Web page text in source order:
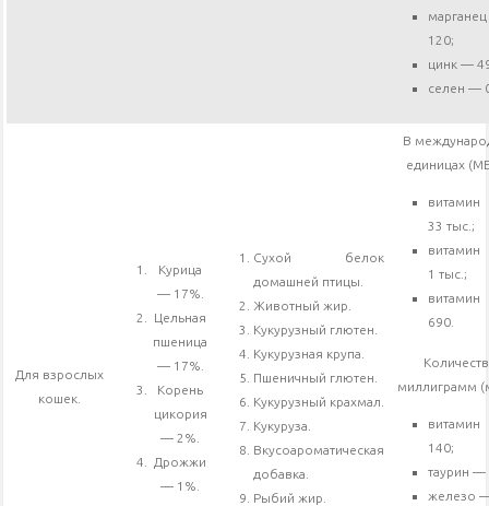
120;
цинк —
селен —
Для взрослых
кошек.
Курица
— 17%.
Цельная
пшеница
— 17%.
Корень
цикория
— 2%.
Дрожжи
— 1%.
Сухой белок
домашней птицы.
Животный жир.
Кукурузный глютен.
Кукурузная крупа.
Пшеничный глютен.
Кукурузный крахмал.
Кукуруза.
Вкусоароматическая
добавка.
Рыбий жир.
В
единицах
33 тыс.;
1 тыс.;
690.
миллиграмм
140;
таурин —
железо